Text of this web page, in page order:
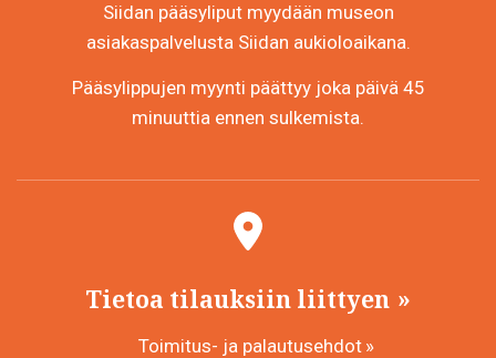
Siidan pääsyliput myydään museon
asiakaspalvelusta Siidan aukioloaikana.
Pääsylippujen myynti päättyy joka päivä 45
minuuttia ennen sulkemista.
Tietoa tilauksiin liittyen
Toimitus- ja palautusehdot